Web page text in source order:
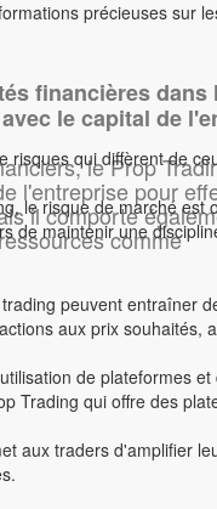
financières
le capital de
le Prop
l'entreprise pour
il comporte
comme
précieuses sur
qui diffèrent de
le risque de marché
de maintenir une
peuvent entraîner
aux prix souhaités,
de plateformes
Trading qui offre des
aux traders d'amplifier
Rendez-vous dans la